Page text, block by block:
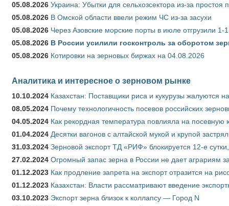
05.08.2026 Украина: Убытки для сельхозсектора из-за простоя
05.08.2026 В Омской области ввели режим ЧС из-за засухи
05.08.2026 Через Азовские морские порты в июле отгрузили
05.08.2026 В России усилили госконтроль за оборотом
05.08.2026 Котировки на зерновых биржах на 04.08.2026
Аналитика и интересное о зерновом рынке
10.10.2024 Казахстан: Поставщики риса и кукурузы жалуются
08.05.2024 Почему технологичность посевов российских
04.05.2024 Как рекордная температура повлияла на
01.04.2024 Десятки вагонов с алтайской мукой и крупой
31.03.2024 Зерновой экспорт ТД «РИФ» блокируется 12-е
27.02.2024 Огромный запас зерна в России не дает аграриям
01.12.2023 Как продление запрета на экспорт отразится на
01.12.2023 Казахстан: Власти рассматривают введение
03.10.2023 Экспорт зерна близок к коллапсу — Город N